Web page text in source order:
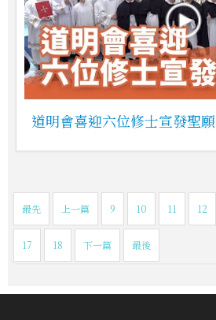
道明會喜迎六位修士宣發聖願
最先 上一篇 9 10 11 12
17 18 下一篇 最後